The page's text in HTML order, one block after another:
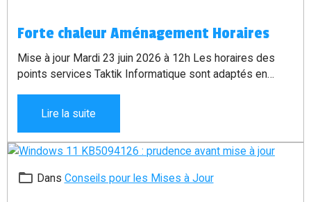
Forte chaleur Aménagement Horaires
Mise à jour Mardi 23 juin 2026 à 12h Les horaires des
points services Taktik Informatique sont adaptés en
Lire la suite
Dans Conseils pour les Mises à Jour